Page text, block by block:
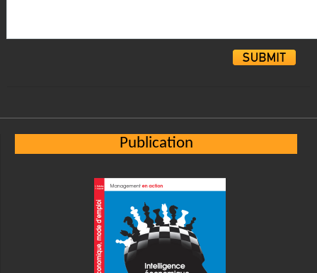
Publication